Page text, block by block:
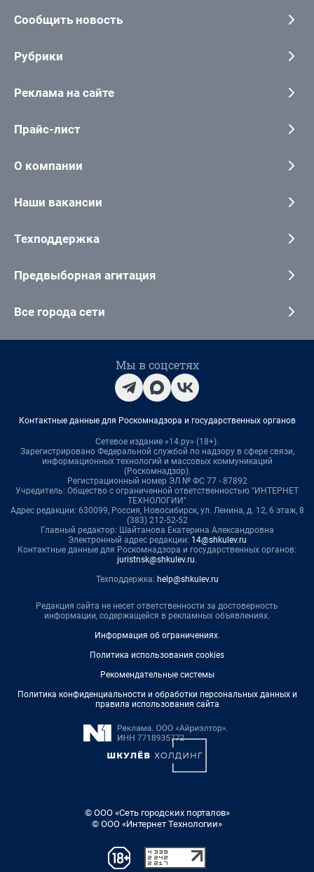
Сообщить новость
Рубрики
Реклама на сайте
Прайс-лист
О компании
Наши вакансии
Техподдержка
Предвыборная агитация
Все города сети
Мы в соцсетях
Контактные данные для Роскомнадзора и государственных органов
Сетевое издание «14.ру» (18+).
Зарегистрировано Федеральной службой по надзору в сфере связи,
информационных технологий и массовых коммуникаций
(Роскомнадзор).
Регистрационный номер ЭЛ № ФС 77 - 87892
Учредитель: Общество с ограниченной ответственностью "ИНТЕРНЕТ
ТЕХНОЛОГИИ"
Адрес редакции: 630099, Россия, Новосибирск, ул. Ленина, д. 12, 6 этаж, 8
(383) 212-52-52
Главный редактор: Шайтанова Екатерина Александровна
Электронный адрес редакции: 14@shkulev.ru
Контактные данные для Роскомнадзора и государственных органов:
juristnsk@shkulev.ru.
Техподдержка: help@shkulev.ru
Редакция сайта не несет ответственности за достоверность
информации, содержащейся в рекламных объявлениях.
Информация об ограничениях.
Политика использования cookies
Рекомендательные системы
Политика конфиденциальности и обработки персональных данных и
правила использования сайта
© ООО «Сеть городских порталов»
© ООО «Интернет Технологии»